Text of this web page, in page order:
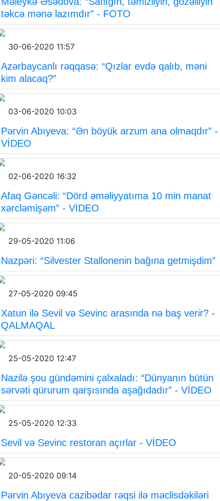
təkcə mənə lazımdır” - FOTO
30-06-2020 11:57
Azərbaycanlı rəqqasə: “Qızlar evdə qalıb, məni
kim alacaq?”
03-06-2020 10:03
Pərvin Abıyeva: “Ən böyük arzum ana olmaqdır” -
VİDEO
02-06-2020 16:32
Afaq Gəncəli: “Dörd əməliyyatıma 10 min manat
xərcləmişəm” - VİDEO
29-05-2020 11:06
Nazpəri: “Silvester Stallonenin bağına getmişdim”
27-05-2020 09:45
Xatun ilə Sevil və Sevinc arasında nə baş verir? -
QALMAQAL
25-05-2020 12:47
Nazilə şou gündəmini çalxaladı: “Dünyanın bütün
sərvəti qürurum qarşısında aşağıdadır” - VİDEO
25-05-2020 12:33
Sevil və Sevinc restoran açırlar - VİDEO
20-05-2020 09:14
Pərvin Abıyeva cazibədar rəqsi ilə məclisdəkiləri